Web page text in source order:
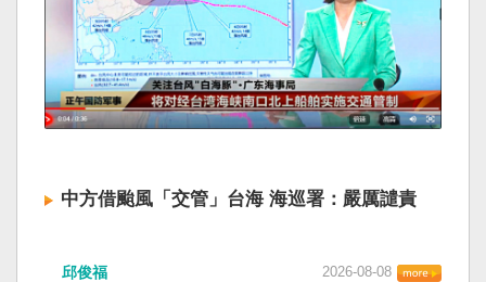
中方借颱風「交管」台海 海巡署：嚴厲譴責
邱俊福 2026-08-08